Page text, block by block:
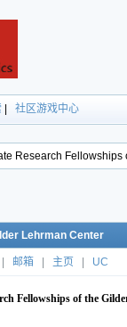
社区游戏中心
Research Fellowships
Lehrman Center
邮箱 主页 UC
Fellowships of the